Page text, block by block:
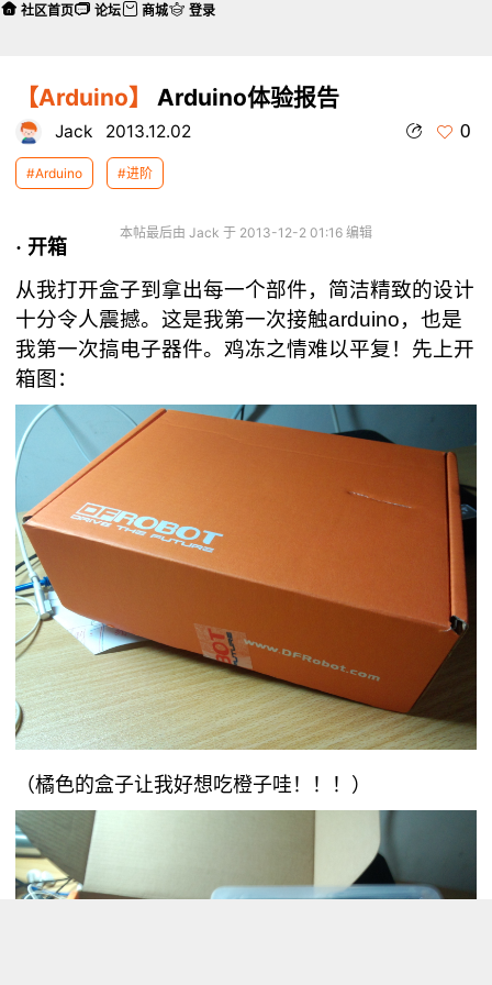
【Arduino】 Arduino体验报告
Jack 2013.12.02 0
#Arduino #进阶
本帖最后由 Jack 于 2013-12-2 01:16 编辑
· 开箱
从我打开盒子到拿出每一个部件，简洁精致的设计
十分令人震撼。这是我第一次接触arduino，也是
我第一次搞电子器件。鸡冻之情难以平复！先上开
箱图：
（橘色的盒子让我好想吃橙子哇！！！）
社区首页 论坛 商城 登录